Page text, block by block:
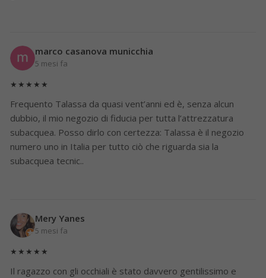
marco casanova municchia
5 mesi fa
★★★★★
Frequento Talassa da quasi vent’anni ed è, senza alcun
dubbio, il mio negozio di fiducia per tutta l’attrezzatura
subacquea. Posso dirlo con certezza: Talassa è il negozio
numero uno in Italia per tutto ciò che riguarda sia la
subacquea tecnic..
Mery Yanes
5 mesi fa
★★★★★
Il ragazzo con gli occhiali è stato davvero gentilissimo e